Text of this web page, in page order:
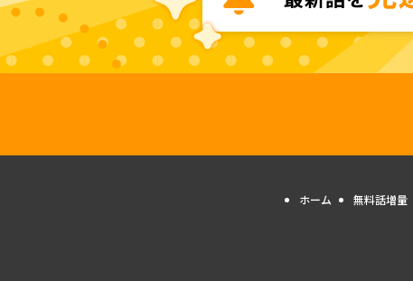
ホーム 無料話増量